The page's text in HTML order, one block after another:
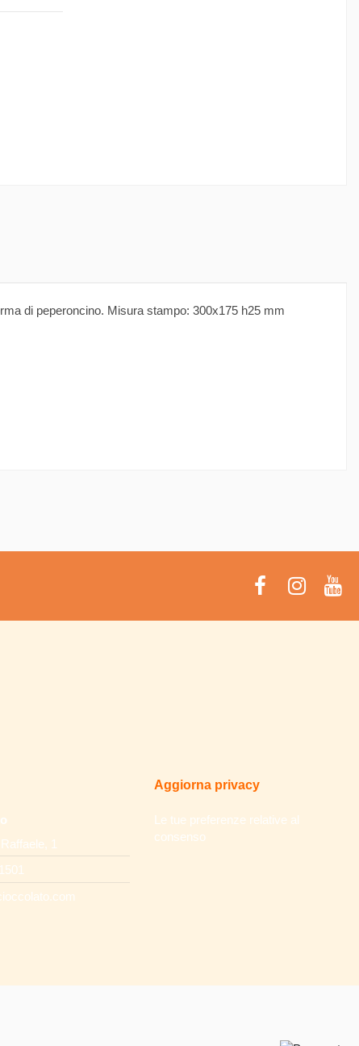
di peperoncino. Misura stampo: 300x175 h25 mm
1
Aggiorna privacy
Le tue preferenze relative al
consenso